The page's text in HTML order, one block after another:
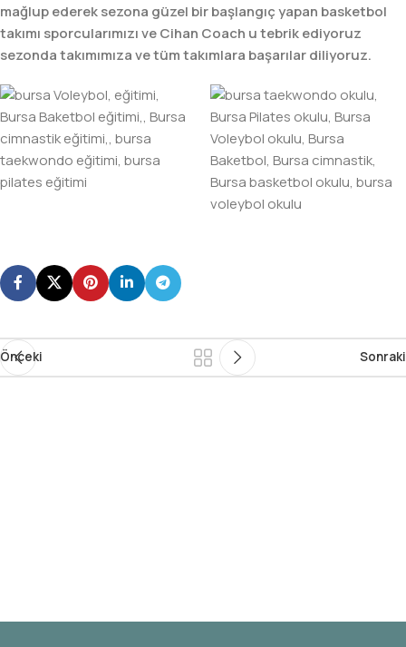
mağlup ederek sezona güzel bir başlangıç yapan basketbol
takımı sporcularımızı ve Cihan Coach u tebrik ediyoruz
sezonda takımımıza ve tüm takımlara başarılar diliyoruz.
Önceki Sonraki